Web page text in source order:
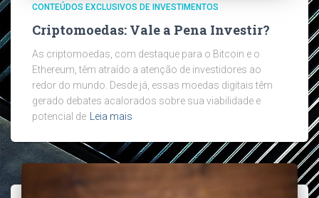
CONTEÚDOS EXCLUSIVOS DE INVESTIMENTOS
Criptomoedas: Vale a Pena Investir?
As criptomoedas, com destaque para o Bitcoin e o
Ethereum, têm atraído a atenção de investidores ao
redor do mundo. Desde já, essas moedas digitais têm
gerado debates acalorados sobre sua viabilidade e
potencial de
Leia mais